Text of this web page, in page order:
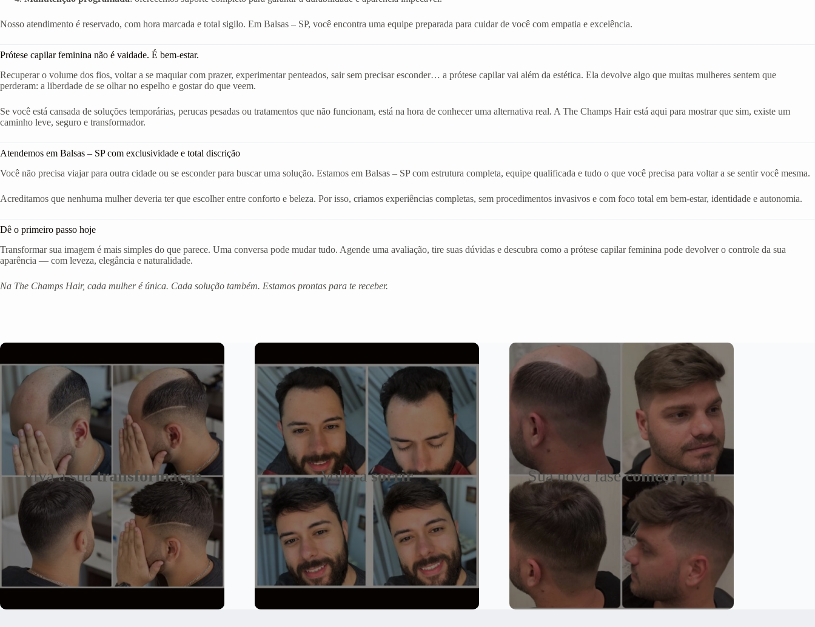
Nosso atendimento é reservado, com hora marcada e total sigilo. Em Balsas – SP, você encontra uma equipe preparada para cuidar de você com empatia e excelência.
Prótese capilar feminina não é vaidade. É bem-estar.
Recuperar o volume dos fios, voltar a se maquiar com prazer, experimentar penteados, sair sem precisar esconder… a prótese capilar vai além da estética. Ela devolve algo que muitas mulheres sentem que
perderam: a liberdade de se olhar no espelho e gostar do que veem.
Se você está cansada de soluções temporárias, perucas pesadas ou tratamentos que não funcionam, está na hora de conhecer uma alternativa real. A The Champs Hair está aqui para mostrar que sim, existe um
caminho leve, seguro e transformador.
Atendemos em Balsas – SP com exclusividade e total discrição
Você não precisa viajar para outra cidade ou se esconder para buscar uma solução. Estamos em Balsas – SP com estrutura completa, equipe qualificada e tudo o que você precisa para voltar a se sentir você mesma.
Acreditamos que nenhuma mulher deveria ter que escolher entre conforto e beleza. Por isso, criamos experiências completas, sem procedimentos invasivos e com foco total em bem-estar, identidade e autonomia.
Dê o primeiro passo hoje
Transformar sua imagem é mais simples do que parece. Uma conversa pode mudar tudo. Agende uma avaliação, tire suas dúvidas e descubra como a prótese capilar feminina pode devolver o controle da sua
aparência — com leveza, elegância e naturalidade.
Na The Champs Hair, cada mulher é única. Cada solução também. Estamos prontas para te receber.
Viva a suatransformação Volte asorrir Sua nova fasecomeça aqui